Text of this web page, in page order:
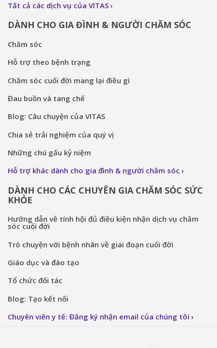
Tất cả các dịch vụ của VITAS
DÀNH CHO GIA ĐÌNH & NGƯỜI CHĂM SÓC
Chăm sóc
Hỗ trợ theo bệnh trạng
Chăm sóc cuối đời mang lại điều gì
Đau buồn và tang chế
Blog: Câu chuyện của VITAS
Chia sẻ trải nghiệm của quý vị
Những chú gấu kỷ niệm
Hỗ trợ khác dành cho gia đình & người chăm sóc
DÀNH CHO CÁC CHUYÊN GIA CHĂM SÓC SỨC
KHỎE
Hướng dẫn về tính hội đủ điều kiện nhận dịch vụ chăm
sóc cuối đời
Trò chuyện với bệnh nhân về giai đoạn cuối đời
Giáo dục và đào tạo
Tổ chức đối tác
Blog: Tạo kết nối
Chuyên viên y tế: Đăng ký nhận email của chúng tôi